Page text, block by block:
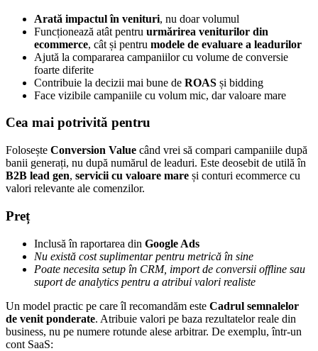
Arată impactul în venituri, nu doar volumul
Funcționează atât pentru urmărirea veniturilor din
ecommerce, cât și pentru modele de evaluare a leadurilor
Ajută la compararea campaniilor cu volume de conversie
foarte diferite
Contribuie la decizii mai bune de ROAS și bidding
Face vizibile campaniile cu volum mic, dar valoare mare
Cea mai potrivită pentru
Folosește Conversion Value când vrei să compari campaniile după
banii generați, nu după numărul de leaduri. Este deosebit de utilă în
B2B lead gen, servicii cu valoare mare și conturi ecommerce cu
valori relevante ale comenzilor.
Preț
Inclusă în raportarea din Google Ads
Nu există cost suplimentar pentru metrică în sine
Poate necesita setup în CRM, import de conversii offline sau
suport de analytics pentru a atribui valori realiste
Un model practic pe care îl recomandăm este Cadrul semnalelor
de venit ponderate. Atribuie valori pe baza rezultatelor reale din
business, nu pe numere rotunde alese arbitrar. De exemplu, într-un
cont SaaS: